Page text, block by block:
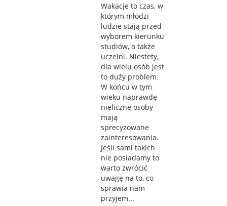
Wakacje to czas, w
którym młodzi
ludzie stają przed
wyborem kierunku
studiów, a także
uczelni. Niestety,
dla wielu osób jest
to duży problem.
W końcu w tym
wieku naprawdę
nieliczne osoby
mają
sprecyzowane
zainteresowania.
Jeśli sami takich
nie posiadamy to
warto zwrócić
uwagę na to, co
sprawia nam
przyjem...